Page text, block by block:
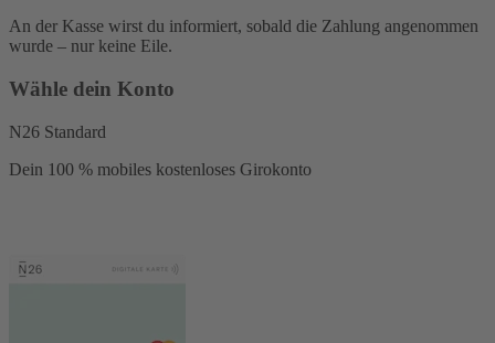
An der Kasse wirst du informiert, sobald die Zahlung angenommen
wurde – nur keine Eile.
Wähle dein Konto
N26 Standard
Dein 100 % mobiles kostenloses Girokonto